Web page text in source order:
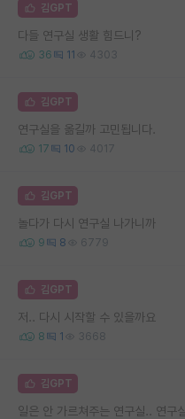
김GPT
다들 연구실 생활 힘드니?
36 11 4303
김GPT
연구실을 옮길까 고민됩니다.
17 10 4017
김GPT
놀다가 다시 연구실 나가니까
9 8 6779
김GPT
저.. 다시 시작할 수 있을까요
8 1 3668
김GPT
일은 안 가르쳐주는 연구실.. 연구